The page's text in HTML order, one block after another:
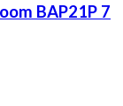
BAP21P 7